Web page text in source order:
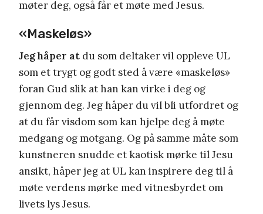
møter deg, også får et møte med Jesus.
«Maskeløs»
Jeg håper at du som deltaker vil oppleve UL
som et trygt og godt sted å være «maskeløs»
foran Gud slik at han kan virke i deg og
gjennom deg. Jeg håper du vil bli utfordret og
at du får visdom som kan hjelpe deg å møte
medgang og motgang. Og på samme måte som
kunstneren snudde et kaotisk mørke til Jesu
ansikt, håper jeg at UL kan inspirere deg til å
møte verdens mørke med vitnesbyrdet om
livets lys Jesus.